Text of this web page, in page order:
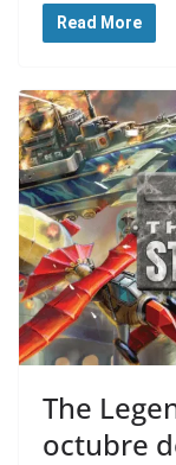
Read More
The
octubre